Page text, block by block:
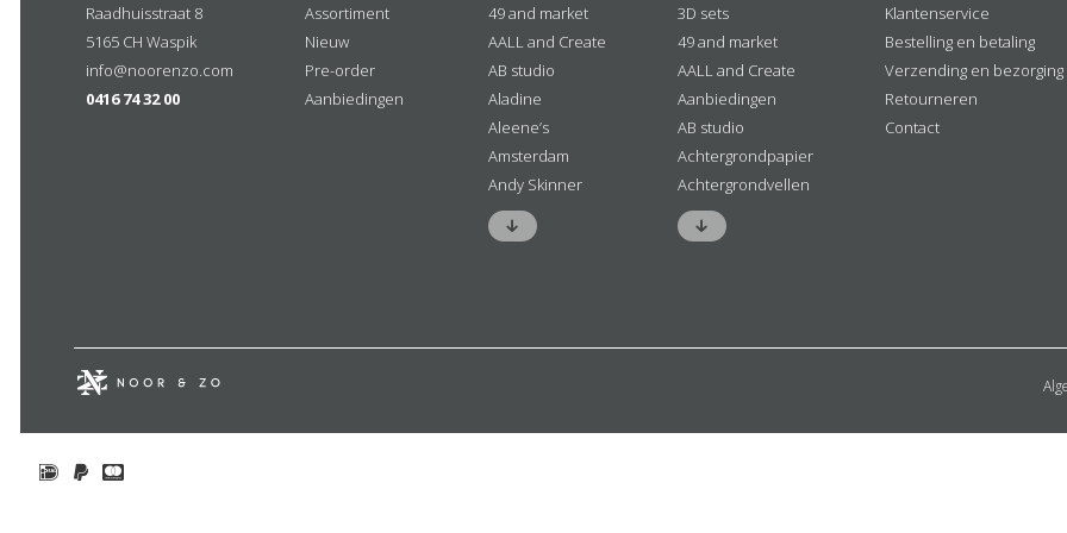
Raadhuisstraat 8
5165 CH Waspik
info@noorenzo.com
0416 74 32 00
Assortiment
Nieuw
Pre-order
Aanbiedingen
49 and market
AALL and Create
AB studio
Aladine
Aleene’s
Amsterdam
Andy Skinner
3D sets
49 and market
AALL and Create
Aanbiedingen
AB studio
Achtergrondpapier
Achtergrondvellen
Klantenservice
Bestelling en betaling
Verzending en bezorging
Retourneren
Contact